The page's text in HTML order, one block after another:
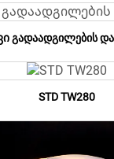
გადაადგილების
STD TW280